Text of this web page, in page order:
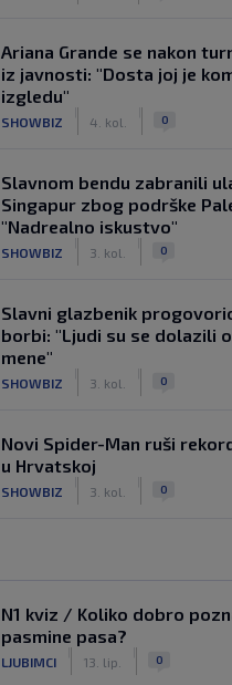
Ariana Grande se nakon
iz javnosti: "Dosta joj je
izgledu"
SHOWBIZ 4. kol. 0
Slavnom bendu zabranili
Singapur zbog podrške
"Nadrealno iskustvo"
SHOWBIZ 3. kol. 0
Slavni glazbenik
borbi: "Ljudi su se dolazili
mene"
SHOWBIZ 3. kol. 0
Novi Spider-Man ruši
u Hrvatskoj
SHOWBIZ 3. kol. 0
N1 kviz / Koliko dobro
pasmine pasa?
LJUBIMCI 13. lip. 0